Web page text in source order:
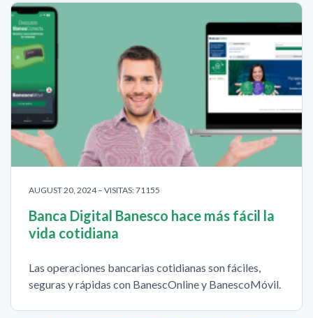
AUGUST 20, 2024 – VISITAS: 71155
Banca Digital Banesco hace más fácil la
vida cotidiana
Las operaciones bancarias cotidianas son fáciles,
seguras y rápidas con BanescOnline y BanescoMóvil.